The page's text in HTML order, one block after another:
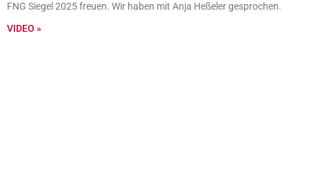
FNG Siegel 2025 freuen. Wir haben mit Anja Heßeler gesprochen.
VIDEO »